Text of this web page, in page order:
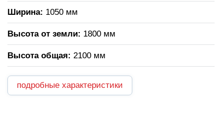
Ширина: 1050 мм
Высота от земли: 1800 мм
Высота общая: 2100 мм
подробные характеристики